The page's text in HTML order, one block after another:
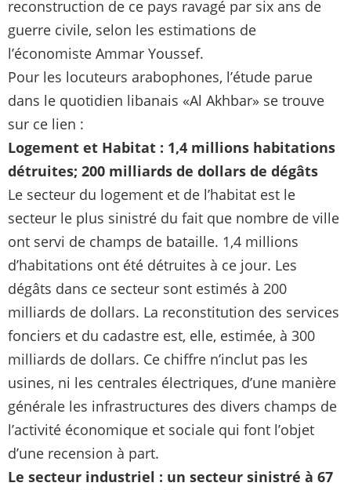
reconstruction de ce pays ravagé par six ans de
guerre civile, selon les estimations de
l’économiste Ammar Youssef.
Pour les locuteurs arabophones, l’étude parue
dans le quotidien libanais «Al Akhbar» se trouve
sur ce lien :
Logement et Habitat : 1,4 millions habitations
détruites; 200 milliards de dollars de dégâts
Le secteur du logement et de l’habitat est le
secteur le plus sinistré du fait que nombre de ville
ont servi de champs de bataille. 1,4 millions
d’habitations ont été détruites à ce jour. Les
dégâts dans ce secteur sont estimés à 200
milliards de dollars. La reconstitution des services
fonciers et du cadastre est, elle, estimée, à 300
milliards de dollars. Ce chiffre n’inclut pas les
usines, ni les centrales électriques, d’une manière
générale les infrastructures des divers champs de
l’activité économique et sociale qui font l’objet
d’une recension à part.
Le secteur industriel : un secteur sinistré à 67